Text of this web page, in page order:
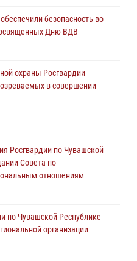
безопасность во
Дню ВДВ
охраны Росгвардии
в совершении
подозреваемого в
национальной гвардии
Росгвардии по Чувашской
Совета по
отношениям
по Чувашской Республике
организации